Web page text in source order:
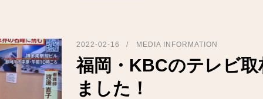
2022-02-16 MEDIA INFORMATION
福岡・KBCのテレビ取
ました！